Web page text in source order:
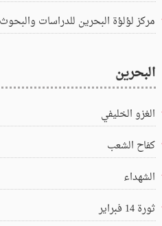
مركز لؤلؤة البحرين للدراسات والبحوث
البحرين
الغزو الخليفي
كفاح الشعب
الشهداء
ثورة 14 فبراير